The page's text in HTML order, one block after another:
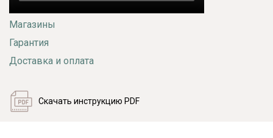
Магазины
Гарантия
Доставка и оплата
Скачать инструкцию PDF